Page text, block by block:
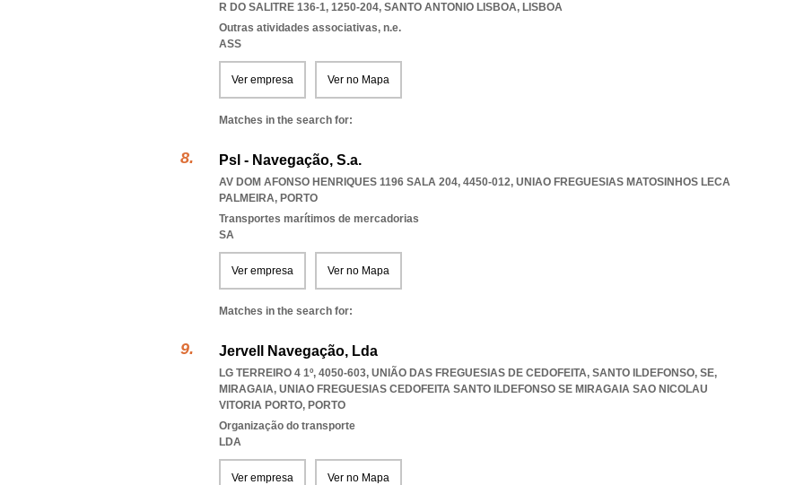
R DO SALITRE 136-1, 1250-204, SANTO ANTONIO LISBOA, LISBOA
Outras atividades associativas, n.e.
ASS
Ver empresa Ver no Mapa
Matches in the search for:
Psl - Navegação, S.a.
AV DOM AFONSO HENRIQUES 1196 SALA 204, 4450-012, UNIAO FREGUESIAS MATOSINHOS LECA
PALMEIRA, PORTO
Transportes marítimos de mercadorias
SA
Ver empresa Ver no Mapa
Matches in the search for:
Jervell Navegação, Lda
LG TERREIRO 4 1º, 4050-603, UNIÃO DAS FREGUESIAS DE CEDOFEITA, SANTO ILDEFONSO, SE,
MIRAGAIA, UNIAO FREGUESIAS CEDOFEITA SANTO ILDEFONSO SE MIRAGAIA SAO NICOLAU
VITORIA PORTO, PORTO
Organização do transporte
LDA
Ver empresa Ver no Mapa